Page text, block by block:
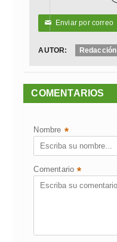
✉ Enviar por correo
AUTOR: Redacción
COMENTARIOS
Nombre *
Comentario *